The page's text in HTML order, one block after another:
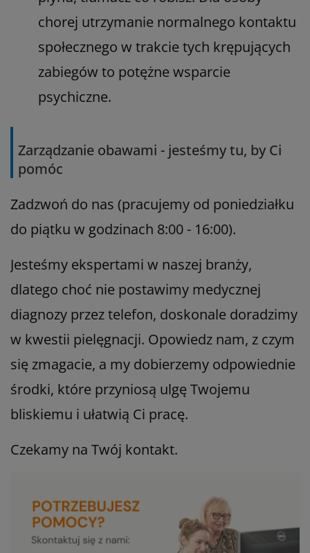
chorej utrzymanie normalnego kontaktu
społecznego w trakcie tych krępujących
zabiegów to potężne wsparcie
psychiczne.
Zarządzanie obawami - jesteśmy tu, by Ci
pomóc
Zadzwoń do nas (pracujemy od poniedziałku
do piątku w godzinach 8:00 - 16:00).
Jesteśmy ekspertami w naszej branży,
dlatego choć nie postawimy medycznej
diagnozy przez telefon, doskonale doradzimy
w kwestii pielęgnacji. Opowiedz nam, z czym
się zmagacie, a my dobierzemy odpowiednie
środki, które przyniosą ulgę Twojemu
bliskiemu i ułatwią Ci pracę.
Czekamy na Twój kontakt.